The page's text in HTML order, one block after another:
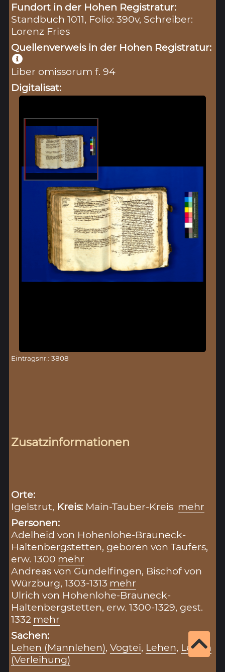
Fundort in der Hohen Registratur:
Standbuch 1011, Folio: 390v, Schreiber:
Lorenz Fries
Quellenverweis in der Hohen Registratur:
Liber omissorum f. 94
Digitalisat:
Eintragsnr.: 3808
Zusatzinformationen
Orte:
Igelstrut, Kreis: Main-Tauber-Kreis mehr
Personen:
Adelheid von Hohenlohe-Brauneck-
Haltenbergstetten, geboren von Taufers,
erw. 1300 mehr
Andreas von Gundelfingen, Bischof von
Würzburg, 1303-1313 mehr
Ulrich von Hohenlohe-Brauneck-
Haltenbergstetten, erw. 1300-1329, gest.
1332 mehr
Sachen:
Lehen (Mannlehen),Vogtei, Lehen, Lehen
(Verleihung)